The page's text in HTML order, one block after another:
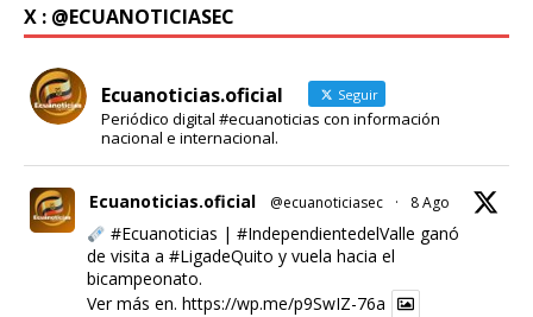
X : @ECUANOTICIASEC
Ecuanoticias.oficial Seguir
Periódico digital #ecuanoticias con información
nacional e internacional.
Ecuanoticias.oficial @ecuanoticiasec · 8 Ago
#Ecuanoticias | #IndependientedelValle ganó
de visita a #LigadeQuito y vuela hacia el
bicampeonato.
Ver más en. https://wp.me/p9SwIZ-76a